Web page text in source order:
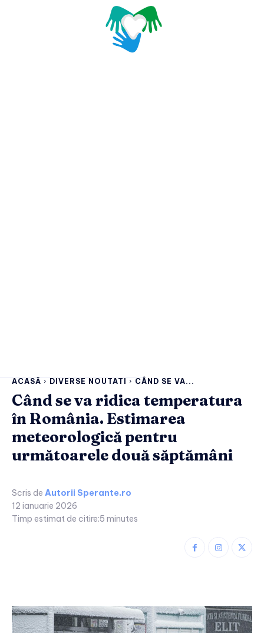
ACASĂ DIVERSE NOUTATI CÂND SE VA...
Când se va ridica temperatura
în România. Estimarea
meteorologică pentru
următoarele două săptămâni
Scris de Autorii Sperante.ro
12 ianuarie 2026
Timp estimat de citire:5 minutes